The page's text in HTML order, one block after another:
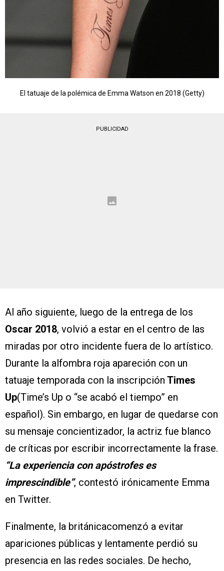
El tatuaje de la polémica de Emma Watson en 2018 (Getty)
PUBLICIDAD
Al año siguiente, luego de la entrega de los
Oscar 2018, volvió a estar en el centro de las
miradas por otro incidente fuera de lo artístico.
Durante la alfombra roja apareción con un
tatuaje temporada con la inscripción Times
Up(Time’s Up o “se acabó el tiempo” en
español). Sin embargo, en lugar de quedarse con
su mensaje concientizador, la actriz fue blanco
de críticas por escribir incorrectamente la frase.
“La experiencia con apóstrofes es
imprescindible”, contestó irónicamente Emma
en Twitter.
Finalmente, la británicacomenzó a evitar
apariciones públicas y lentamente perdió su
presencia en las redes sociales. De hecho,